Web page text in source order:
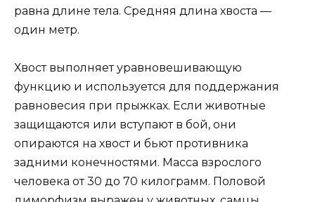
равна длине тела. Средняя длина хвоста —
один метр.
Хвост выполняет уравновешивающую
функцию и используется для поддержания
равновесия при прыжках. Если животные
защищаются или вступают в бой, они
опираются на хвост и бьют противника
задними конечностями. Масса взрослого
человека от 30 до 70 килограмм. Половой